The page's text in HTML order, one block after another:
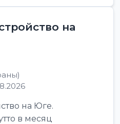
на
на Юге.
в месяц